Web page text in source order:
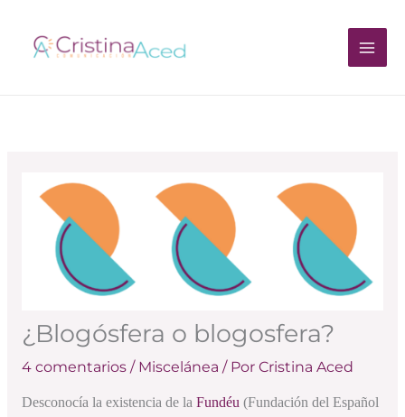
contenido
¿Blogósfera o blogosfera?
4 comentarios / Miscelánea / Por Cristina Aced
Desconocía la existencia de la Fundéu (Fundación del Español